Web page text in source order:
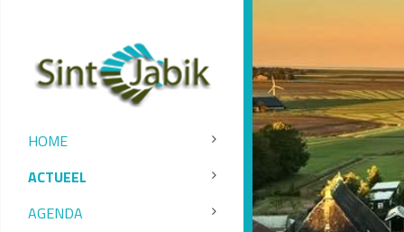
HOME
ACTUEEL
AGENDA